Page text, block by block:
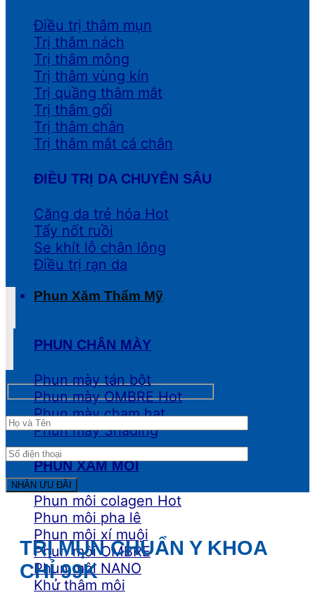
Điều trị thâm mụn
Trị thâm nách
Trị thâm mông
Trị thâm vùng kín
Trị quầng thâm mắt
Trị thâm gối
Trị thâm chân
Trị thâm mắt cá chân
ĐIỀU TRỊ DA CHUYÊN SÂU
Căng da trẻ hóa
Tẩy nốt ruồi
Se khít lỗ chân lông
Điều trị rạn da
Phun Xăm Thẩm Mỹ
PHUN CHÂN MÀY
Phun mày tán bột
Phun mày OMBRE
Phun mày chạm hạt
Phun mày Shading
PHUN XĂM MÔI
Phun môi colagen
Phun môi pha lê
Phun môi xí muội
Phun môi OMBRE
Phun môi NANO
Khử thâm môi
TRỊ MỤN CHUẨN Y KHOA
CHỈ 99K